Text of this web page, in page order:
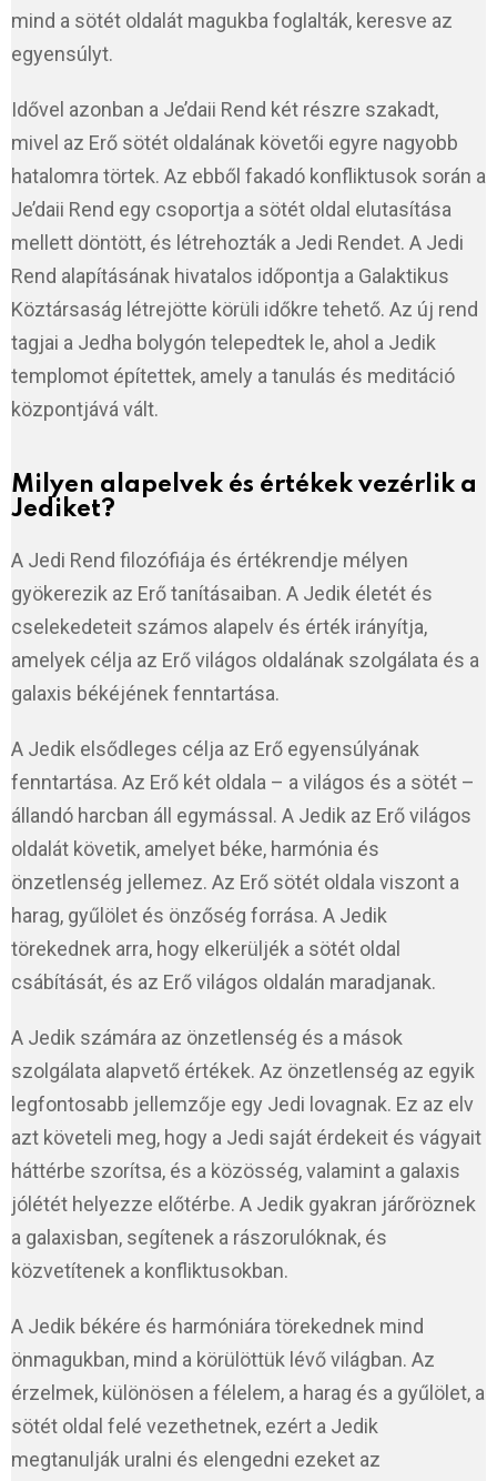
mind a sötét oldalát magukba foglalták, keresve az
egyensúlyt.
Idővel azonban a Je’daii Rend két részre szakadt,
mivel az Erő sötét oldalának követői egyre nagyobb
hatalomra törtek. Az ebből fakadó konfliktusok során a
Je’daii Rend egy csoportja a sötét oldal elutasítása
mellett döntött, és létrehozták a Jedi Rendet. A Jedi
Rend alapításának hivatalos időpontja a Galaktikus
Köztársaság létrejötte körüli időkre tehető. Az új rend
tagjai a Jedha bolygón telepedtek le, ahol a Jedik
templomot építettek, amely a tanulás és meditáció
központjává vált.
Milyen alapelvek és értékek vezérlik a
Jediket?
A Jedi Rend filozófiája és értékrendje mélyen
gyökerezik az Erő tanításaiban. A Jedik életét és
cselekedeteit számos alapelv és érték irányítja,
amelyek célja az Erő világos oldalának szolgálata és a
galaxis békéjének fenntartása.
A Jedik elsődleges célja az Erő egyensúlyának
fenntartása. Az Erő két oldala – a világos és a sötét –
állandó harcban áll egymással. A Jedik az Erő világos
oldalát követik, amelyet béke, harmónia és
önzetlenség jellemez. Az Erő sötét oldala viszont a
harag, gyűlölet és önzőség forrása. A Jedik
törekednek arra, hogy elkerüljék a sötét oldal
csábítását, és az Erő világos oldalán maradjanak.
A Jedik számára az önzetlenség és a mások
szolgálata alapvető értékek. Az önzetlenség az egyik
legfontosabb jellemzője egy Jedi lovagnak. Ez az elv
azt követeli meg, hogy a Jedi saját érdekeit és vágyait
háttérbe szorítsa, és a közösség, valamint a galaxis
jólétét helyezze előtérbe. A Jedik gyakran járőröznek
a galaxisban, segítenek a rászorulóknak, és
közvetítenek a konfliktusokban.
A Jedik békére és harmóniára törekednek mind
önmagukban, mind a körülöttük lévő világban. Az
érzelmek, különösen a félelem, a harag és a gyűlölet, a
sötét oldal felé vezethetnek, ezért a Jedik
megtanulják uralni és elengedni ezeket az